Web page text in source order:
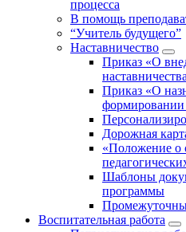
процесса
В помощь
“Учитель будущего”
Наставничество
Приказ «О
Приказ «О
формировании
Дорожная
«Положение о
Шаблоны
программы
Воспитательная работа